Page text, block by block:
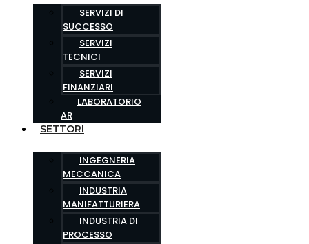
SERVIZI DI
SUCCESSO
SERVIZI
TECNICI
SERVIZI
FINANZIARI
LABORATORIO
AR
SETTORI
INGEGNERIA
MECCANICA
INDUSTRIA
MANIFATTURIERA
INDUSTRIA DI
PROCESSO